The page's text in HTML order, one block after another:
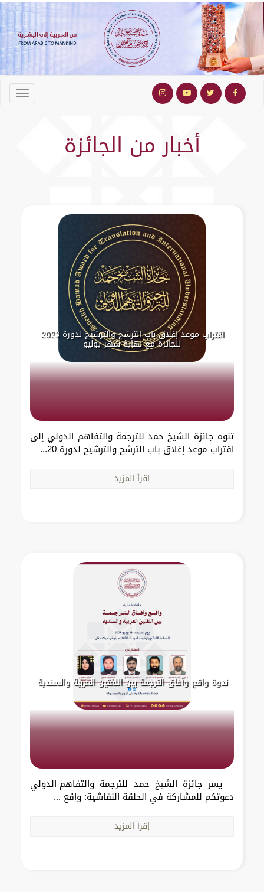
أخبار من الجائزة
اقتراب موعد إغلاق باب الترشح والترشيح لدورة 2023
للجائزة مع نهاية شهر يوليو
تنوه جائزة الشيخ حمد للترجمة والتفاهم الدولي إلى
اقتراب موعد إغلاق باب الترشح والترشيح لدورة 20...
إقرأ المزيد
ندوة واقع وآفاق الترجمة بين اللغتين العربية والسندية
يسر جائزة الشيخ حمد للترجمة والتفاهم الدولي
دعوتكم للمشاركة في الحلقة النقاشية: واقع ...
إقرأ المزيد